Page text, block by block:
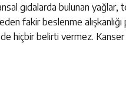
gıdalarda bulunan yağlar,
fakir beslenme
hiçbir belirti vermez.